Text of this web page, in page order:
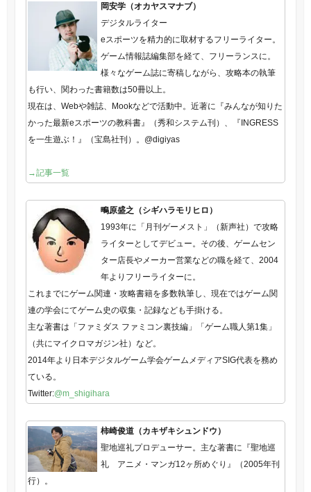
岡安学（オカヤスマナブ）
デジタルライター
eスポーツを精力的に取材するフリーライター。
ゲーム情報誌編集部を経て、フリーランスに。
様々なゲーム誌に寄稿しながら、攻略本の執筆
も行い、関わった書籍数は50冊以上。
現在は、Webや雑誌、Mookなどで活動中。近著に『みんなが知りた
かった最新eスポーツの教科書』（秀和システム刊）、『INGRESS
を一生遊ぶ！』（宝島社刊）。@digiyas
→記事一覧
鴫原盛之（シギハラモリヒロ）
1993年に「月刊ゲーメスト」（新声社）で攻略
ライターとしてデビュー。その後、ゲームセン
ター店長やメーカー営業などの職を経て、2004
年よりフリーライターに。
これまでにゲーム関連・攻略書籍を多数執筆し、現在ではゲーム関
連の学会にてゲーム史の収集・記録なども手掛ける。
主な著書は「ファミダス ファミコン裏技編」「ゲーム職人第1集」
（共にマイクロマガジン社）など。
2014年より日本デジタルゲーム学会ゲームメディアSIG代表を務め
ている。
Twitter:@m_shigihara
柿崎俊道（カキザキシュンドウ）
聖地巡礼プロデューサー。主な著書に『聖地巡
礼 アニメ・マンガ12ヶ所めぐり』（2005年刊
行）。